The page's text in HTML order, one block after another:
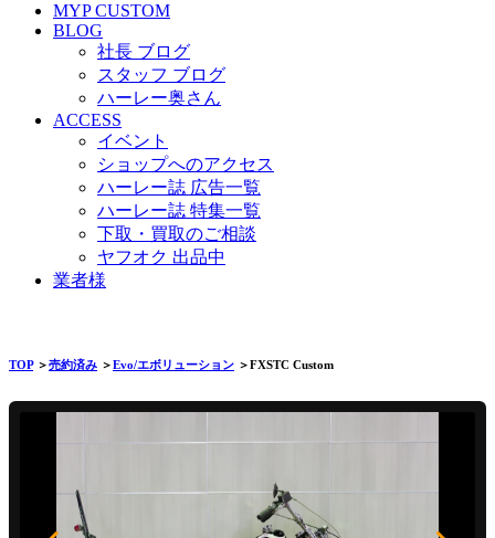
MYP CUSTOM
BLOG
社長 ブログ
スタッフ ブログ
ハーレー奥さん
ACCESS
イベント
ショップへのアクセス
ハーレー誌 広告一覧
ハーレー誌 特集一覧
下取・買取のご相談
ヤフオク 出品中
業者様
TOP＞売約済み ＞Evo/エボリューション ＞FXSTC Custom